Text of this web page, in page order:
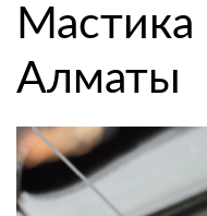
Алматы